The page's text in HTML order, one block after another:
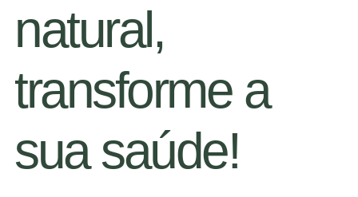
natural,
transforme a
sua saúde!